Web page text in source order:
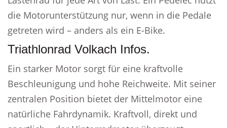
die Motorunterstützung nur, wenn in die Pedale
getreten wird – anders als ein E-Bike.
Triathlonrad Volkach Infos.
Ein starker Motor sorgt für eine kraftvolle
Beschleunigung und hohe Reichweite. Mit seiner
zentralen Position bietet der Mittelmotor eine
natürliche Fahrdynamik. Kraftvoll, direkt und